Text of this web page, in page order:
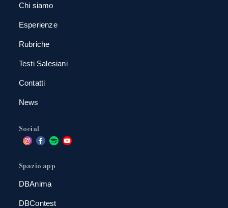
Chi siamo
Esperienze
Rubriche
Testi Salesiani
Contatti
News
Social
Spazio app
DBAnima
DBContest